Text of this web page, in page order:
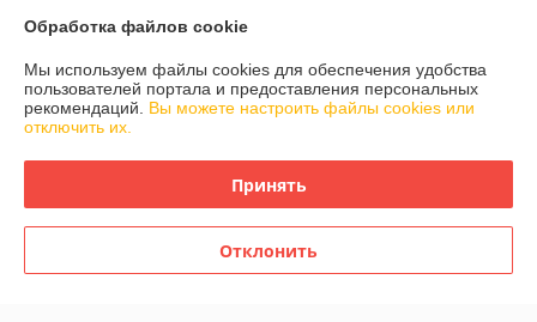
О нас
Доставка и оплата
Обработка файлов cookie
Мы используем файлы cookies для обеспечения удобства
пользователей портала и предоставления персональных
рекомендаций. Вы можете настроить файлы cookies или
отключить их.
Принять
Отклонить